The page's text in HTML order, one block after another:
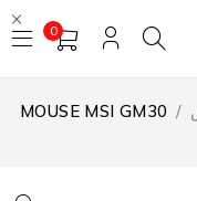
0
MOUSE MSI GM30